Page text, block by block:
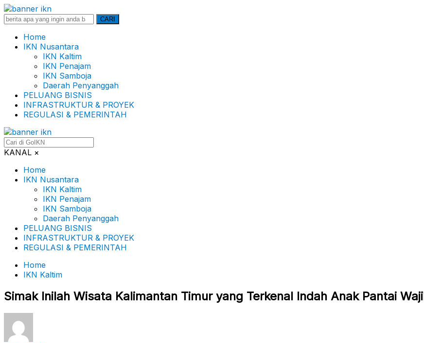
Search
CARI
Home
IKN Nusantara
IKN Kaltim
IKN Penajam
IKN Samboja
Daerah Penyanggah
PELUANG BISNIS
INFRASTRUKTUR & PROYEK
REGULASI & PEMERINTAH
KANAL ×
Home
IKN Nusantara
IKN Kaltim
IKN Penajam
IKN Samboja
Daerah Penyanggah
PELUANG BISNIS
INFRASTRUKTUR & PROYEK
REGULASI & PEMERINTAH
Home
IKN Kaltim
Simak Inilah Wisata Kalimantan Timur yang Terkenal Indah Anak Pantai